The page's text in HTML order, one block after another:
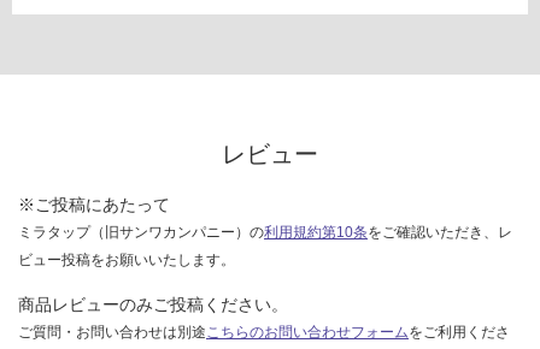
レビュー
※ご投稿にあたって
ミラタップ（旧サンワカンパニー）の利用規約第10条をご確認いただき、レ
ビュー投稿をお願いいたします。
商品レビューのみご投稿ください。
ご質問・お問い合わせは別途こちらのお問い合わせフォームをご利用くださ